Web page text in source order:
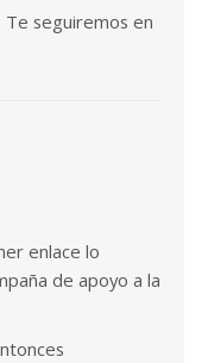
Te seguiremos en
enlace lo
de apoyo a la